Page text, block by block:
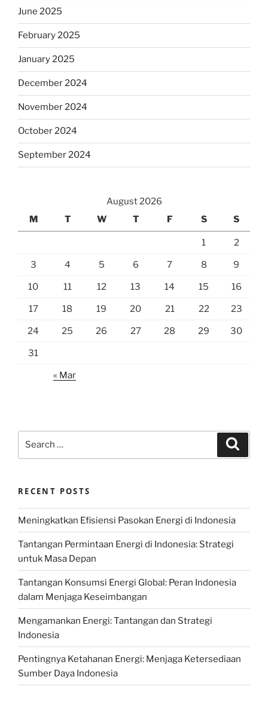
June 2025
February 2025
January 2025
December 2024
November 2024
October 2024
September 2024
August 2026
M
T W T F S S
1 2
3 4 5 6 7 8 9
10 11 12 13 14 15 16
17 18 19 20 21 22 23
24 25 26 27 28 29 30
31
« Mar
RECENT POSTS
Meningkatkan Efisiensi Pasokan Energi di Indonesia
Tantangan Permintaan Energi di Indonesia: Strategi
untuk Masa Depan
Tantangan Konsumsi Energi Global: Peran Indonesia
dalam Menjaga Keseimbangan
Mengamankan Energi: Tantangan dan Strategi
Indonesia
Pentingnya Ketahanan Energi: Menjaga Ketersediaan
Sumber Daya Indonesia